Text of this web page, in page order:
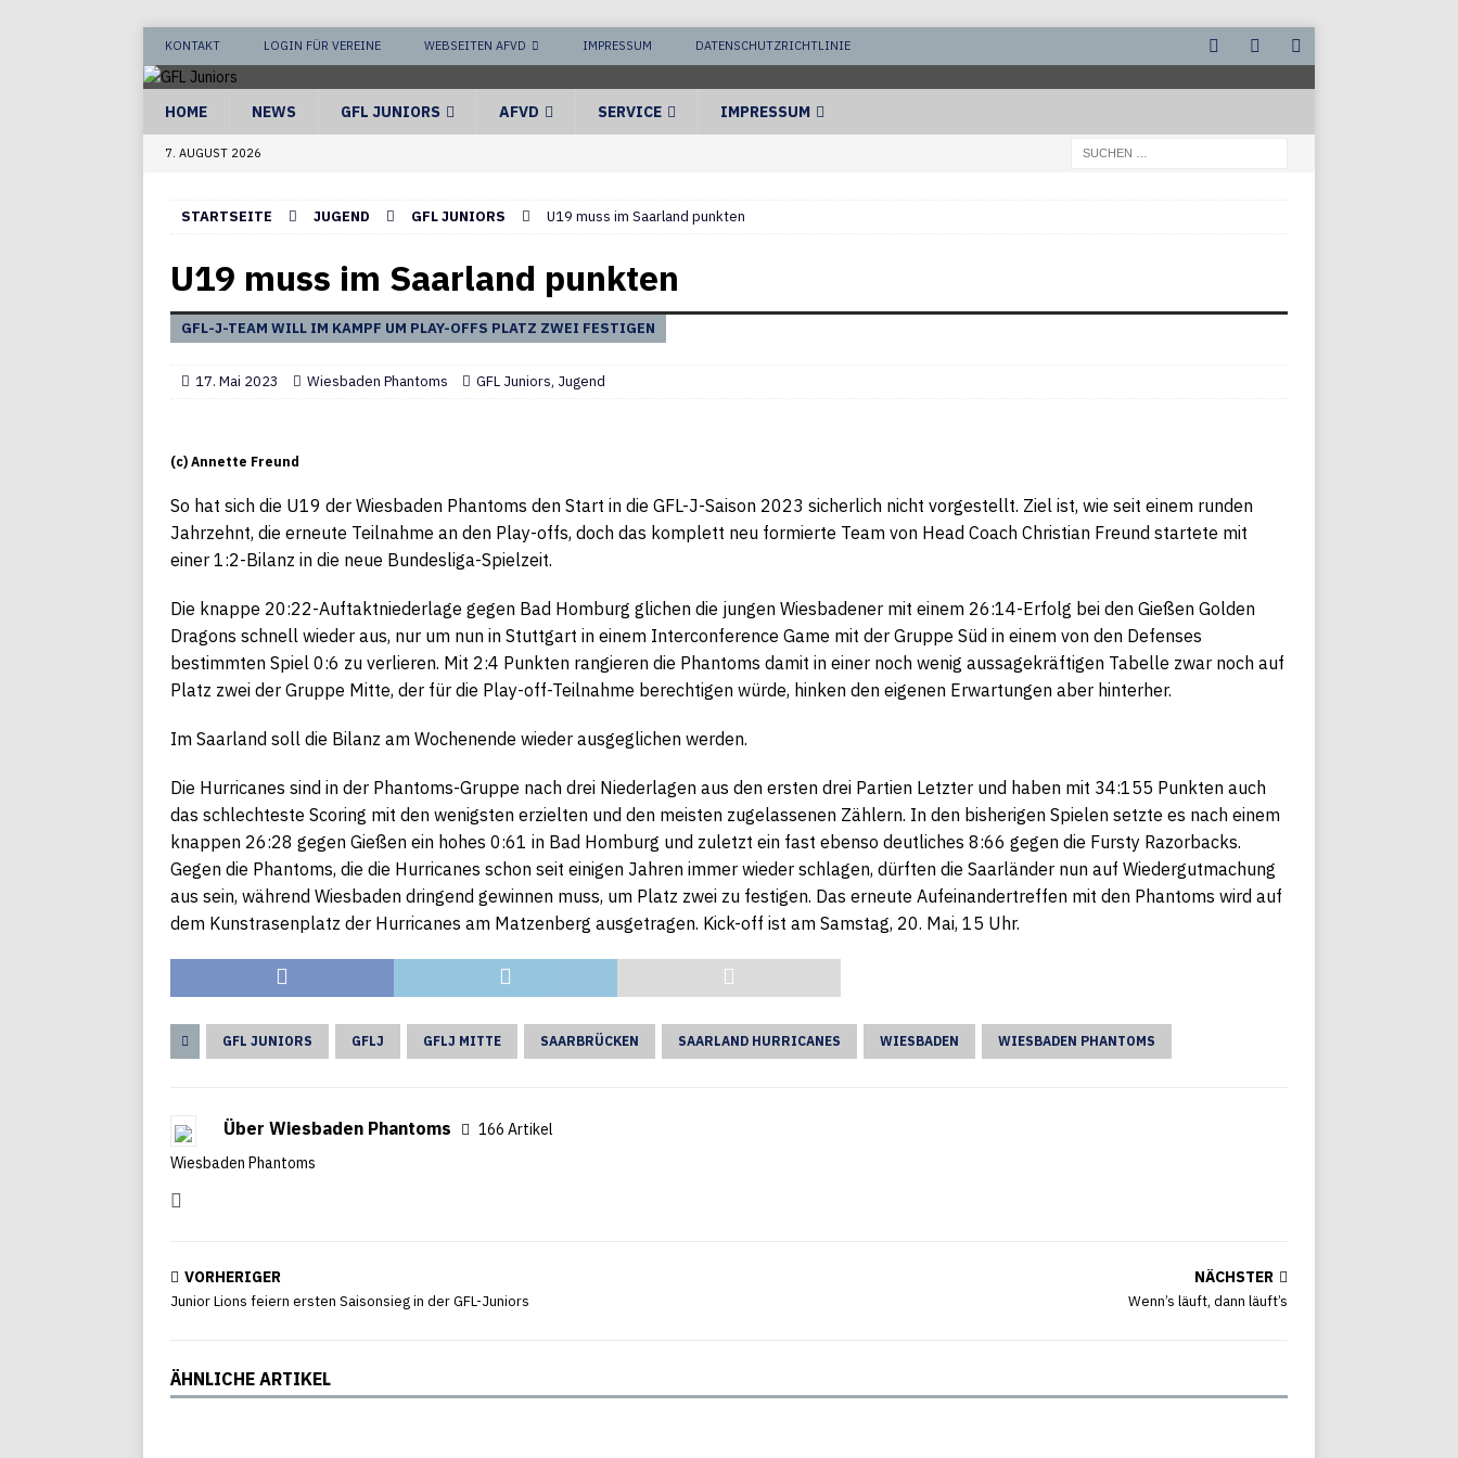
KONTAKT LOGIN FÜR VEREINE WEBSEITEN AFVD IMPRESSUM DATENSCHUTZRICHTLINIE
HOME NEWS GFL JUNIORS AFVD SERVICE IMPRESSUM
7. AUGUST 2026
STARTSEITE JUGEND GFL JUNIORS U19 muss im Saarland punkten
U19 muss im Saarland punkten
GFL-J-TEAM WILL IM KAMPF UM PLAY-OFFS PLATZ ZWEI FESTIGEN
17. Mai 2023 Wiesbaden Phantoms GFL Juniors, Jugend
(c) Annette Freund
So hat sich die U19 der Wiesbaden Phantoms den Start in die GFL-J-Saison 2023 sicherlich nicht vorgestellt. Ziel ist, wie seit einem runden
Jahrzehnt, die erneute Teilnahme an den Play-offs, doch das komplett neu formierte Team von Head Coach Christian Freund startete mit
einer 1:2-Bilanz in die neue Bundesliga-Spielzeit.
Die knappe 20:22-Auftaktniederlage gegen Bad Homburg glichen die jungen Wiesbadener mit einem 26:14-Erfolg bei den Gießen Golden
Dragons schnell wieder aus, nur um nun in Stuttgart in einem Interconference Game mit der Gruppe Süd in einem von den Defenses
bestimmten Spiel 0:6 zu verlieren. Mit 2:4 Punkten rangieren die Phantoms damit in einer noch wenig aussagekräftigen Tabelle zwar noch auf
Platz zwei der Gruppe Mitte, der für die Play-off-Teilnahme berechtigen würde, hinken den eigenen Erwartungen aber hinterher.
Im Saarland soll die Bilanz am Wochenende wieder ausgeglichen werden.
Die Hurricanes sind in der Phantoms-Gruppe nach drei Niederlagen aus den ersten drei Partien Letzter und haben mit 34:155 Punkten auch
das schlechteste Scoring mit den wenigsten erzielten und den meisten zugelassenen Zählern. In den bisherigen Spielen setzte es nach einem
knappen 26:28 gegen Gießen ein hohes 0:61 in Bad Homburg und zuletzt ein fast ebenso deutliches 8:66 gegen die Fursty Razorbacks.
Gegen die Phantoms, die die Hurricanes schon seit einigen Jahren immer wieder schlagen, dürften die Saarländer nun auf Wiedergutmachung
aus sein, während Wiesbaden dringend gewinnen muss, um Platz zwei zu festigen. Das erneute Aufeinandertreffen mit den Phantoms wird auf
dem Kunstrasenplatz der Hurricanes am Matzenberg ausgetragen. Kick-off ist am Samstag, 20. Mai, 15 Uhr.
GFL JUNIORS GFLJ GFLJ MITTE SAARBRÜCKEN SAARLAND HURRICANES WIESBADEN WIESBADEN PHANTOMS
Über Wiesbaden Phantoms
166 Artikel
Wiesbaden Phantoms
VORHERIGER
Junior Lions feiern ersten Saisonsieg in der GFL-Juniors
NÄCHSTER
Wenn’s läuft, dann läuft’s
ÄHNLICHE ARTIKEL